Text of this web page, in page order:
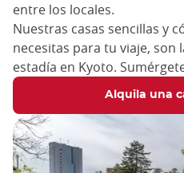
entre los locales.
Nuestras casas sencillas y
necesitas para tu viaje, son
estadía en Kyoto.
Alquila una